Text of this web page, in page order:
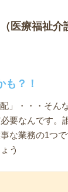
療福祉介
？！
」・・・そん
要なんです。
な業務の1つで
う